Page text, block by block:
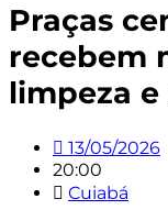
Praças
recebem
limpeza
13/05/2026
20:00
Cuiabá